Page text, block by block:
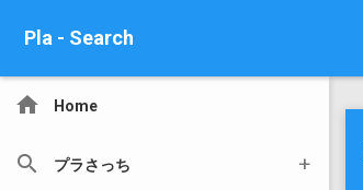
Pla - Search
home Home
search プラさっち